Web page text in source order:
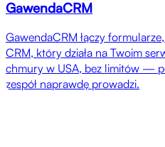
GawendaCRM
GawendaCRM łączy
CRM, który działa na Twoim
chmury w USA, bez limitów —
zespół naprawdę prowadzi.